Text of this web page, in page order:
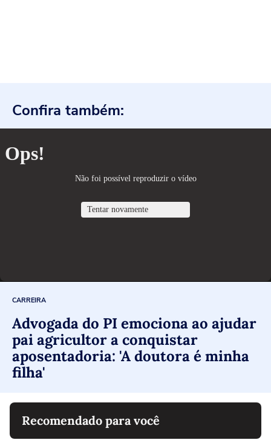
Confira também:
CARREIRA
Advogada do PI emociona ao ajudar
pai agricultor a conquistar
aposentadoria: 'A doutora é minha
filha'
Recomendado para você